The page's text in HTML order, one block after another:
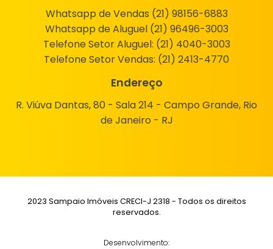
Whatsapp de Vendas (21) 98156-6883
Whatsapp de Aluguel (21) 96496-3003
Telefone Setor Aluguel: (21) 4040-3003
Telefone Setor Vendas: (21) 2413-4770
Endereço
R. Viúva Dantas, 80 - Sala 214 - Campo Grande, Rio
de Janeiro - RJ
2023 Sampaio Imóveis CRECI-J 2318 - Todos os direitos
reservados.
Desenvolvimento: